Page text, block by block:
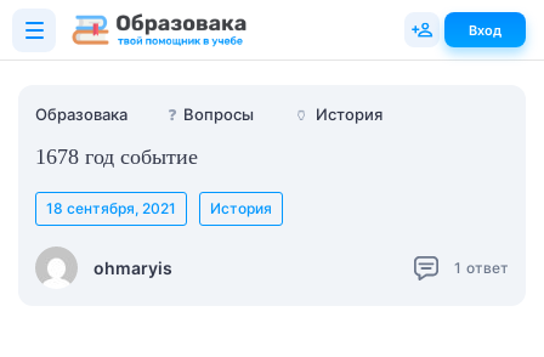
Образовака ❓ Вопросы 🏺 История
1678 год событие
ohmaryis
18 сентября, 2021 История
1 ответ
Вход